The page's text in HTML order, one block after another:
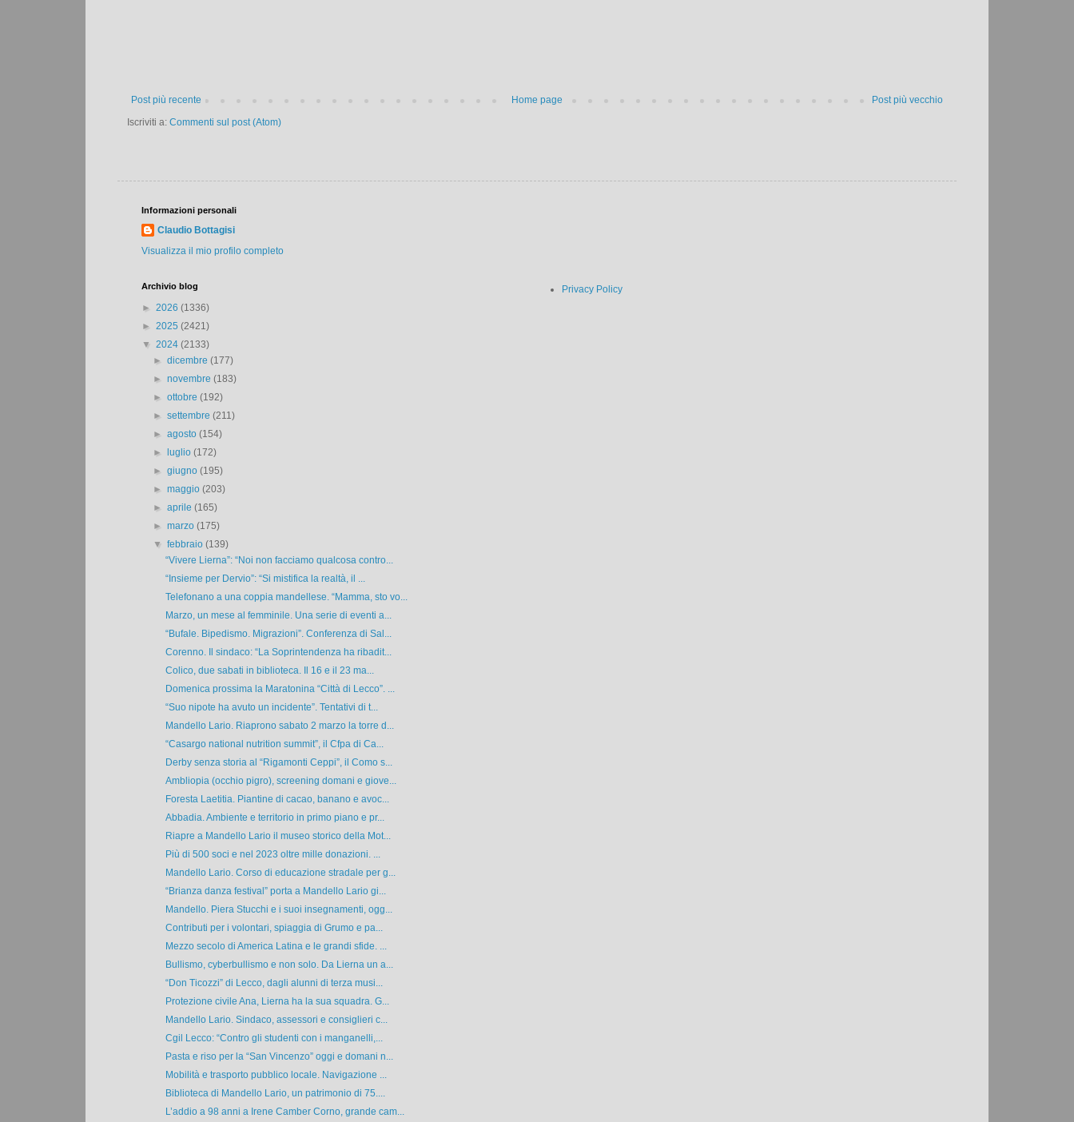
Post più recente Post più vecchio
Home page
Iscriviti a: Commenti sul post (Atom)
Informazioni personali
Claudio Bottagisi
Visualizza il mio profilo completo
Archivio blog
► 2026 (1336)
► 2025 (2421)
▼ 2024 (2133)
►dicembre(177)
►novembre(183)
►ottobre(192)
►settembre(211)
►agosto(154)
►
luglio(172)
►giugno(195)
►maggio(203)
►aprile(165)
►marzo(175)
▼febbraio(139)
“Vivere Lierna”: “Noi non facciamo qualcosa contro...
“Insieme per Dervio”: “Si mistifica la realtà, il ...
Telefonano a una coppia mandellese. “Mamma, sto vo...
Marzo, un mese al femminile. Una serie di eventi a...
“Bufale. Bipedismo. Migrazioni”. Conferenza di Sal...
Corenno. Il sindaco: “La Soprintendenza ha ribadit...
Colico, due sabati in biblioteca. Il 16 e il 23 ma...
Domenica prossima la Maratonina “Città di Lecco”. ...
“Suo nipote ha avuto un incidente”. Tentativi di t...
Mandello Lario. Riaprono sabato 2 marzo la torre d...
“Casargo national nutrition summit”, il Cfpa di Ca...
Derby senza storia al “Rigamonti Ceppi”, il Como s...
Ambliopia (occhio pigro), screening domani e giove...
Foresta Laetitia. Piantine di cacao, banano e avoc...
Abbadia. Ambiente e territorio in primo piano e pr...
Riapre a Mandello Lario il museo storico della Mot...
Più di 500 soci e nel 2023 oltre mille donazioni. ...
Mandello Lario. Corso di educazione stradale per g...
“Brianza danza festival” porta a Mandello Lario gi...
Mandello. Piera Stucchi e i suoi insegnamenti, ogg...
Contributi per i volontari, spiaggia di Grumo e pa...
Mezzo secolo di America Latina e le grandi sfide. ...
Bullismo, cyberbullismo e non solo. Da Lierna un a...
“Don Ticozzi” di Lecco, dagli alunni di terza musi...
Protezione civile Ana, Lierna ha la sua squadra. G...
Mandello Lario. Sindaco, assessori e consiglieri c...
Cgil Lecco: “Contro gli studenti con i manganelli,...
Pasta e riso per la “San Vincenzo” oggi e domani n...
Mobilità e trasporto pubblico locale. Navigazione ...
Biblioteca di Mandello Lario, un patrimonio di 75....
L’addio a 98 anni a Irene Camber Corno, grande cam...
Privacy Policy